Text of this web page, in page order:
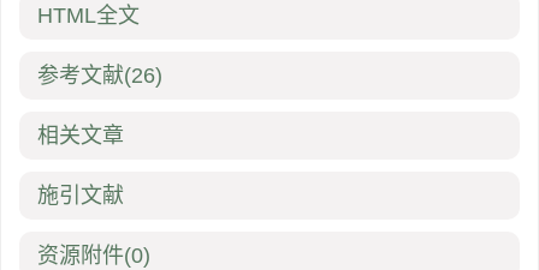
HTML全文
参考文献(26)
相关文章
施引文献
资源附件(0)